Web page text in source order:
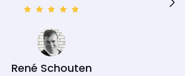
René Schouten